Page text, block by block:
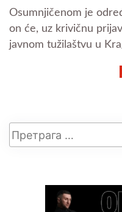
Osumnjičenom je
on će, uz krivičnu
javnom tužilaštvu u